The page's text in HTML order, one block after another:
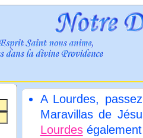
A Lourdes,
Maravillas de
Lourdes